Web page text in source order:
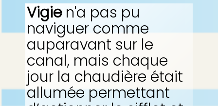
Vigien'a pas pu
naviguer comme
auparavant sur le
canal, mais chaque
jour la chaudière était
allumée permettant